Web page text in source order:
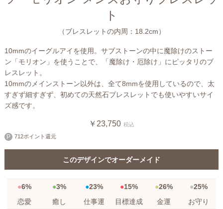
ト
（ブレスレットの内周：18.2cm）
10mmのイーグルアイを使用。サブストーンの中に魔除けのストー
ン「モリオン」を使うことで、「魔除け・厄除け」にピッタリのブ
レスレット。
10mmのメインストーン以外は、全て8mmを使用しているので、太
すぎず細すぎず、初めての天然石ブレスレットでも使いやすいサイ
ズ感です。
￥23,750 税込
712ポイント還元
このデザインでオーダーメイド
6% 3% 23% 15% 26%
25%
恋愛
癒し 仕事運 目標達成 金運 お守り